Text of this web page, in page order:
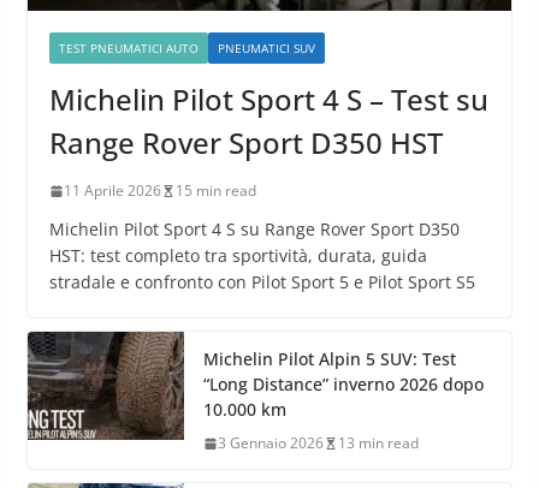
TEST PNEUMATICI AUTO PNEUMATICI SUV
Michelin Pilot Sport 4 S – Test su
Range Rover Sport D350 HST
11 Aprile 2026 15 min read
Michelin Pilot Sport 4 S su Range Rover Sport D350
HST: test completo tra sportività, durata, guida
stradale e confronto con Pilot Sport 5 e Pilot Sport S5
Michelin Pilot Alpin 5 SUV: Test
“Long Distance” inverno 2026 dopo
10.000 km
3 Gennaio 2026 13 min read